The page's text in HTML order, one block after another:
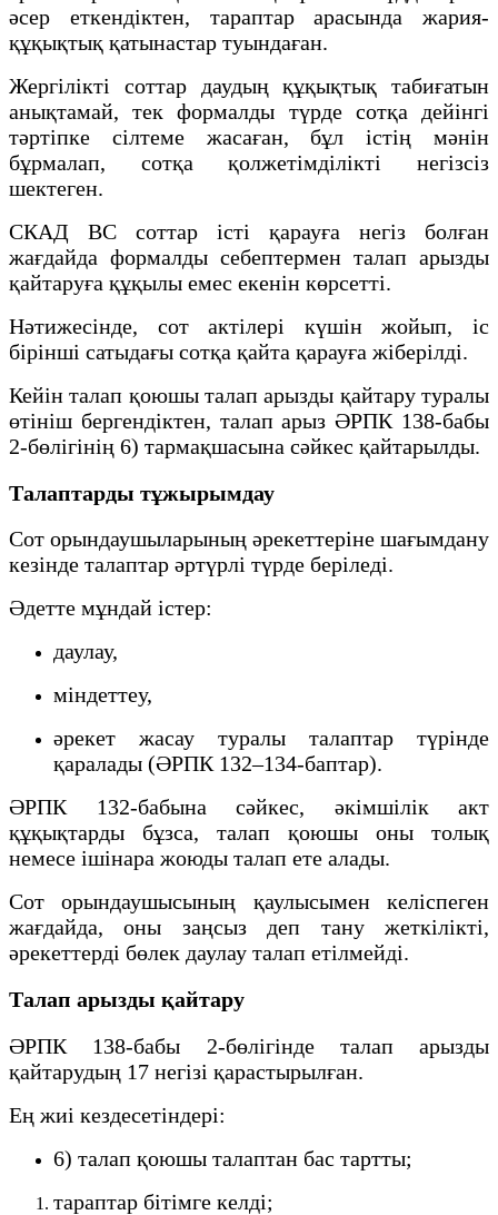
әсер еткендіктен, тараптар арасында жария-
құқықтық қатынастар туындаған.
Жергілікті соттар даудың құқықтық табиғатын
анықтамай, тек формалды түрде сотқа дейінгі
тәртіпке сілтеме жасаған, бұл істің мәнін
бұрмалап, сотқа қолжетімділікті негізсіз
шектеген.
СКАД ВС соттар істі қарауға негіз болған
жағдайда формалды себептермен талап арызды
қайтаруға құқылы емес екенін көрсетті.
Нәтижесінде, сот актілері күшін жойып, іс
бірінші сатыдағы сотқа қайта қарауға жіберілді.
Кейін талап қоюшы талап арызды қайтару туралы
өтініш бергендіктен, талап арыз ӘРПК 138-бабы
2-бөлігінің 6) тармақшасына сәйкес қайтарылды.
Талаптарды тұжырымдау
Сот орындаушыларының әрекеттеріне шағымдану
кезінде талаптар әртүрлі түрде беріледі.
Әдетте мұндай істер:
даулау,
міндеттеу,
әрекет жасау туралы талаптар түрінде
қаралады (ӘРПК 132–134-баптар).
ӘРПК 132-бабына сәйкес, әкімшілік акт
құқықтарды бұзса, талап қоюшы оны толық
немесе ішінара жоюды талап ете алады.
Сот орындаушысының қаулысымен келіспеген
жағдайда, оны заңсыз деп тану жеткілікті,
әрекеттерді бөлек даулау талап етілмейді.
Талап арызды қайтару
ӘРПК 138-бабы 2-бөлігінде талап арызды
қайтарудың 17 негізі қарастырылған.
Ең жиі кездесетіндері:
6) талап қоюшы талаптан бас тартты;
тараптар бітімге келді;